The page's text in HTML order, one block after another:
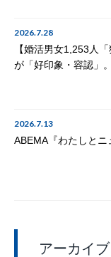
2026.7.28
【婚活男女1,253人
が「好印象・容認」
2026.7.13
ABEMA『わたしと
アーカイブ